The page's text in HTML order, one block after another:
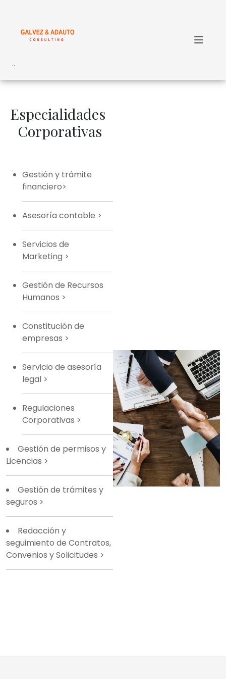
..
Especialidades
Corporativas
Gestión y trámite
financiero>
Asesoría contable >
Servicios de
Marketing >
Gestión de Recursos
Humanos >
Constitución de
empresas >
Servicio de asesoría
legal >
Regulaciones
Corporativas >
Gestión de permisos y
Licencias >
Gestión de trámites y
seguros >
Redacción y
seguimiento de Contratos,
Convenios y Solicitudes >